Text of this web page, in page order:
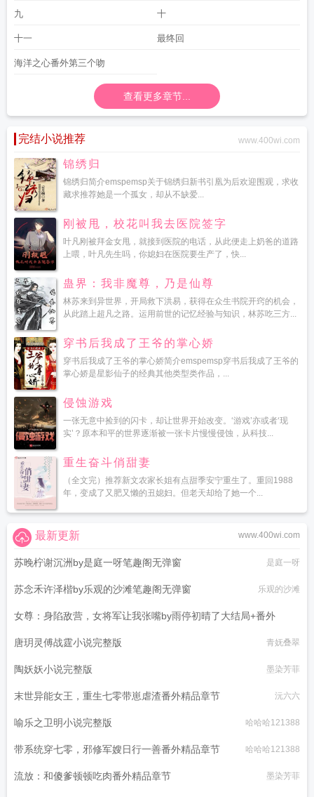
九 十
十一 最终回
海洋之心番外第三个吻
查看更多章节...
完结小说推荐 www.400wi.com
锦绣归
锦绣归简介emspemsp关于锦绣归新书引凰为后欢迎围观，求收
藏求推荐她是一个孤女，却从不缺爱...
刚被甩，校花叫我去医院签字
叶凡刚被拜金女甩，就接到医院的电话，从此便走上奶爸的道路
上喂，叶凡先生吗，你媳妇在医院要生产了，快...
蛊界：我非魔尊，乃是仙尊
林苏来到异世界，开局救下洪易，获得在众生书院开窍的机会，
从此踏上超凡之路。运用前世的记忆经验与知识，林苏吃三方...
穿书后我成了王爷的掌心娇
穿书后我成了王爷的掌心娇简介emspemsp穿书后我成了王爷的
掌心娇是星影仙子的经典其他类型类作品，...
侵蚀游戏
一张无意中捡到的闪卡，却让世界开始改变。‘游戏’亦或者‘现
实’？原本和平的世界逐渐被一张卡片慢慢侵蚀，从科技...
重生奋斗俏甜妻
（全文完）推荐新文农家长姐有点甜季安宁重生了。重回1988
年，变成了又肥又懒的丑媳妇。但老天却给了她一个...
www.400wi.com
最新更新
苏晚柠谢沉洲by是庭一呀笔趣阁无弹窗 是庭一呀
苏念禾许泽楷by乐观的沙滩笔趣阁无弹窗 乐观的沙滩
女尊：身陷敌营，女将军让我张嘴by雨停初晴了大结局+番外
雨停初晴了
唐玥灵傅战霆小说完整版 青妩叠翠
陶妖妖小说完整版 墨染芳菲
末世异能女王，重生七零带崽虐渣番外精品章节 沅六六
喻乐之卫明小说完整版 哈哈哈121388
带系统穿七零，邪修军嫂日行一善番外精品章节 哈哈哈121388
流放：和傻爹顿顿吃肉番外精品章节 墨染芳菲